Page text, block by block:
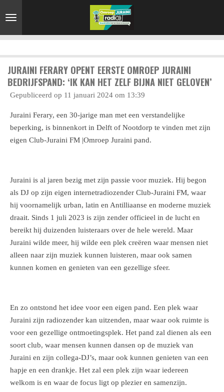
direct
naar
JURAINI FERARY OPENT EERSTE OMROEP JURAINI
BEDRIJFSPAND: ‘IK KAN HET ZELF BIJNA NIET GELOVEN’
Gepubliceerd op 11 januari 2024 om 13:39
Juraini Ferary, een 30-jarige man met een verstandelijke
beperking, is binnenkort in Delft of Nootdorp te vinden met zijn
eigen Club-Juraini FM |Omroep Juraini pand.
Juraini is al jaren bezig met zijn passie voor muziek. Hij begon
als DJ op zijn eigen internetradiozender Club-Juraini FM, waar
hij voornamelijk urban, latin en Antilliaanse en moderne muziek
draait. Sinds 1 juli 2023 is zijn zender officieel in de lucht en
bereikt hij duizenden luisteraars over de hele wereld. Maar
Juraini wilde meer, hij wilde een plek creëren waar mensen niet
alleen naar zijn muziek kunnen luisteren, maar ook samen
kunnen komen en genieten van een gezellige sfeer.
En zo ontstond het idee voor een eigen pand. Een plek waar
Juraini zijn radiozender kan uitzenden, maar waar ook ruimte is
voor een gezellige ontmoetingsplek. Het pand zal dienen als een
soort club, waar mensen kunnen dansen op de muziek van
Juraini en zijn collega-DJ’s, maar ook kunnen genieten van een
hapje en een drankje. Het zal een plek zijn waar iedereen
welkom is en waar de focus ligt op plezier en samenzijn.